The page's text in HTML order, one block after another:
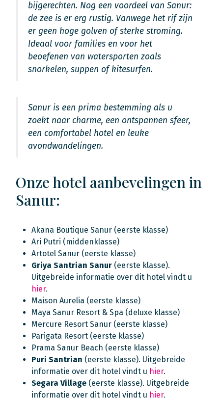
bijgerechten. Nog een voordeel van Sanur:
de zee is er erg rustig. Vanwege het rif zijn
er geen hoge golven of sterke stroming.
Ideaal voor families en voor het
beoefenen van watersporten zoals
snorkelen, suppen of kitesurfen.
Sanur is een prima bestemming als u
zoekt naar charme, een ontspannen sfeer,
een comfortabel hotel en leuke
avondwandelingen.
Onze hotel aanbevelingen in
Sanur:
Akana Boutique Sanur (eerste klasse)
Ari Putri (middenklasse)
Artotel Sanur (eerste klasse)
Griya Santrian Sanur (eerste klasse).
Uitgebreide informatie over dit hotel vindt u
hier.
Maison Aurelia (eerste klasse)
Maya Sanur Resort & Spa (deluxe klasse)
Mercure Resort Sanur (eerste klasse)
Parigata Resort (eerste klasse)
Prama Sanur Beach (eerste klasse)
Puri Santrian (eerste klasse). Uitgebreide
informatie over dit hotel vindt u hier.
Segara Village (eerste klasse). Uitgebreide
informatie over dit hotel vindt u hier.